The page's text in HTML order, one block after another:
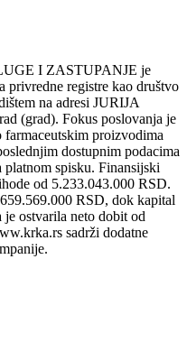
I ZASTUPANJE je
privredne registre kao društvo
na adresi JURIJA
(grad). Fokus poslovanja je
farmaceutskim proizvodima
dostupnim podacima
spisku. Finansijski
od 5.233.043.000 RSD.
RSD, dok kapital
ostvarila neto dobit od
sadrži dodatne